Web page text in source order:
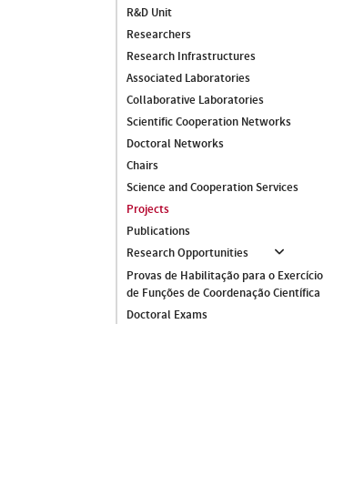
R&D Unit
Researchers
Research Infrastructures
Associated Laboratories
Collaborative Laboratories
Scientific Cooperation Networks
Doctoral Networks
Chairs
Science and Cooperation Services
Projects
Publications
Research Opportunities
Provas de Habilitação para o Exercício
de Funções de Coordenação Científica
Doctoral Exams